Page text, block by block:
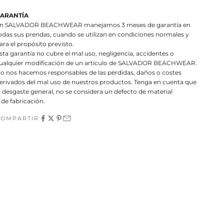
SALVADOR BEACHWEAR manejamos 3 meses de garantía en
sus prendas, cuando se utilizan en condiciones normales y
el propósito previsto.
garantía no cubre el mal uso, negligencia, accidentes o
modificación de un artículo de SALVADOR BEACHWEAR.
nos hacemos responsables de las pérdidas, daños o costes
del mal uso de nuestros productos. Tenga en cuenta que
desgaste general, no se considera un defecto de material
de fabricación.